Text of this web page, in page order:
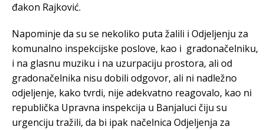
đakon Rajković.
Napominje da su se nekoliko puta žalili i Odjeljenju za
komunalno inspekcijske poslove, kao i gradonačelniku,
i na glasnu muziku i na uzurpaciju prostora, ali od
gradonačelnika nisu dobili odgovor, ali ni nadležno
odjeljenje, kako tvrdi, nije adekvatno reagovalo, kao ni
republička Upravna inspekcija u Banjaluci čiju su
urgenciju tražili, da bi ipak načelnica Odjeljenja za